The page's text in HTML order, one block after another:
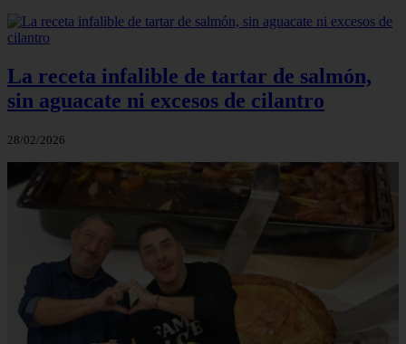
La receta infalible de tartar de salmón,
sin aguacate ni excesos de cilantro
28/02/2026